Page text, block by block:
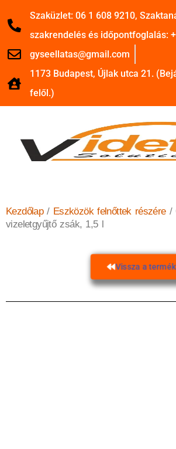
Szaküzlet: 06 1 608 9210,
szakrendelés és időpontfoglalás:
gyseellatas@gmail.com
1173 Budapest, Újlak utca 21.
felől.)
Kezdőlap/ Eszközök felnőttek részére/
vizeletgyűjtő zsák, 1,5 l
Vissza a